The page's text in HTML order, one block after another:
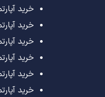
خرید
خرید
خرید
خرید
خرید
خرید